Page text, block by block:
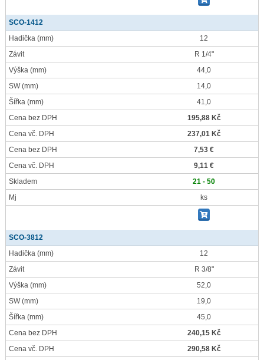
SCO-1412
Hadička (mm)
12
Závit
R 1/4"
Výška (mm)
44,0
SW(mm)
14,0
Šířka (mm)
41,0
Cena bez DPH
195,88 Kč
Cena vč. DPH
237,01 Kč
Cena bez DPH
7,53 €
Cena vč. DPH
9,11 €
Skladem
21 - 50
Mj
ks
SCO-3812
Hadička (mm)
12
Závit
R 3/8"
Výška (mm)
52,0
SW(mm)
19,0
Šířka (mm)
45,0
Cena bez DPH
240,15 Kč
Cena vč. DPH
290,58 Kč